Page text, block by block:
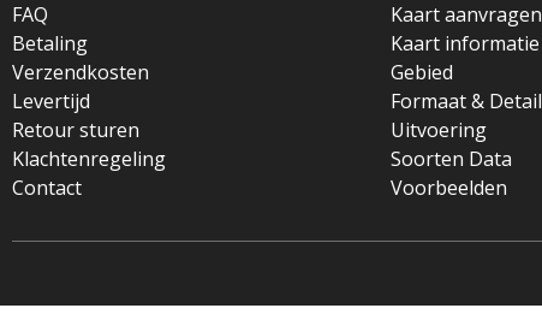
FAQ
Betaling
Verzendkosten
Levertijd
Retour sturen
Klachtenregeling
Contact
Kaart aanvragen
Kaart informatie
Gebied
Formaat & Detail
Uitvoering
Soorten Data
Voorbeelden